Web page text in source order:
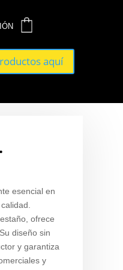
aquí
aquí
esencial en
ofrece
diseño sin
y garantiza
y